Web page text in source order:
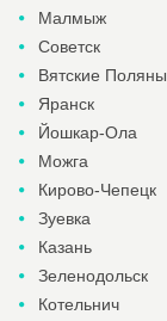
Малмыж
Советск
Вятские Поляны
Яранск
Йошкар-Ола
Можга
Кирово-Чепецк
Зуевка
Казань
Зеленодольск
Котельнич